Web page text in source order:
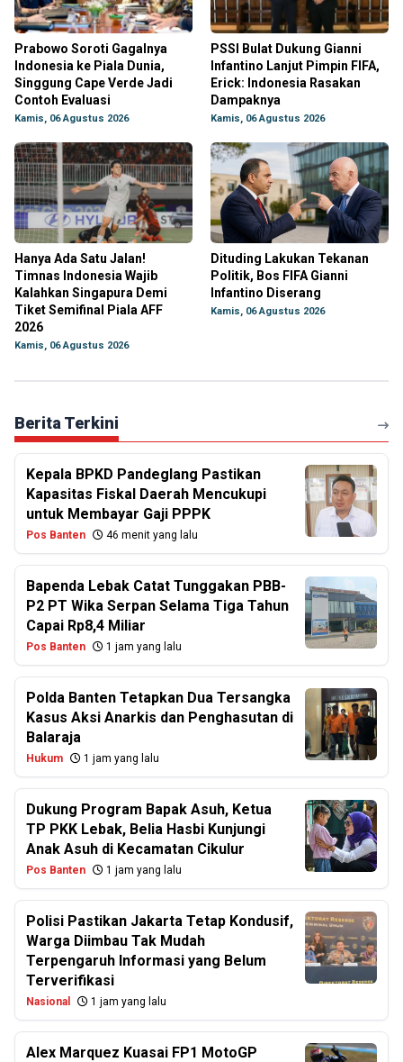
Prabowo Soroti Gagalnya
Indonesia ke Piala Dunia,
Singgung Cape Verde Jadi
Contoh Evaluasi
Kamis, 06 Agustus 2026
PSSI Bulat Dukung Gianni
Infantino Lanjut Pimpin FIFA,
Erick: Indonesia Rasakan
Dampaknya
Kamis, 06 Agustus 2026
Hanya Ada Satu Jalan!
Timnas Indonesia Wajib
Kalahkan Singapura Demi
Tiket Semifinal Piala AFF
2026
Kamis, 06 Agustus 2026
Dituding Lakukan Tekanan
Politik, Bos FIFA Gianni
Infantino Diserang
Kamis, 06 Agustus 2026
Berita Terkini
Kepala BPKD Pandeglang Pastikan
Kapasitas Fiskal Daerah Mencukupi
untuk Membayar Gaji PPPK
Pos Banten 46 menit yang lalu
Bapenda Lebak Catat Tunggakan PBB-
P2 PT Wika Serpan Selama Tiga Tahun
Capai Rp8,4 Miliar
Pos Banten 1 jam yang lalu
Polda Banten Tetapkan Dua Tersangka
Kasus Aksi Anarkis dan Penghasutan di
Balaraja
Hukum 1 jam yang lalu
Dukung Program Bapak Asuh, Ketua
TP PKK Lebak, Belia Hasbi Kunjungi
Anak Asuh di Kecamatan Cikulur
Pos Banten 1 jam yang lalu
Polisi Pastikan Jakarta Tetap Kondusif,
Warga Diimbau Tak Mudah
Terpengaruh Informasi yang Belum
Terverifikasi
Nasional 1 jam yang lalu
Alex Marquez Kuasai FP1 MotoGP